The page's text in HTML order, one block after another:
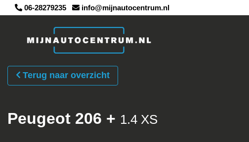
06-28279235 info@mijnautocentrum.nl
Terug naar overzicht
Peugeot 206 + 1.4 XS